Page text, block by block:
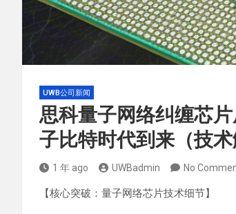
UWB公司新闻
思科量子网络纠缠芯
子比特时代到来（技术
1 年 ago UWBadmin No
【核心突破：量子网络芯片技术细节】‌